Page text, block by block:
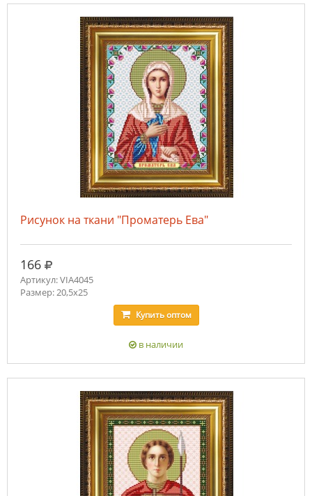
Рисунок на ткани "Проматерь Ева"
166 руб.
Артикул: VIA4045
Размер: 20,5х25
Купитьоптом
в наличии